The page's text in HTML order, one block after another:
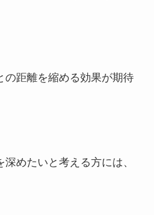
の距離を縮める効果が期待
めたいと考える方には、